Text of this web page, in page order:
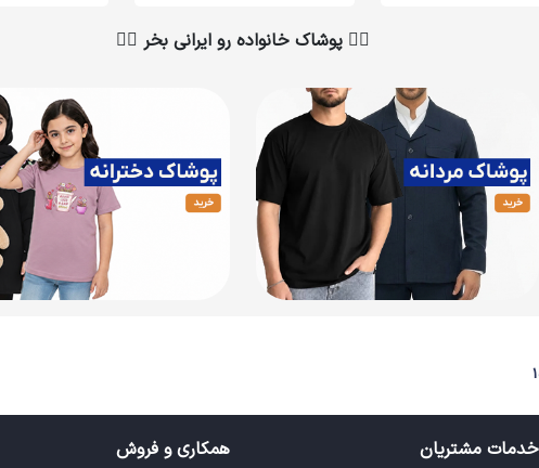
👇🏻 پوشاک خانواده رو ایرانی بخر 👇🏻
خدمات مشتریان همکاری و فروش